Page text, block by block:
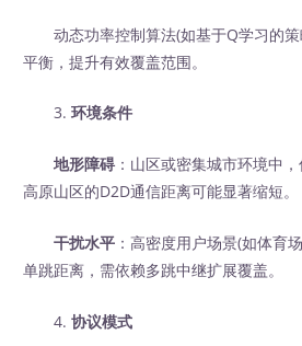
动态功率控制算法(如基于Q学习的策
平衡，提升有效覆盖范围。
3.环境条件
地形障碍 ：山区或密集城市环境中
高原山区的D2D通信距离可能显著缩短。
干扰水平 ：高密度用户场景(如体育
单跳距离，需依赖多跳中继扩展覆盖。
4.协议模式